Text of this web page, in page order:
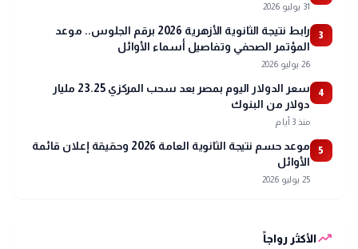
31 يوليو 2026
3
رابط نتيجة الثانوية الأزهرية 2026 برقم الجلوس.. موعد
المؤتمر الصحفي وتفاصيل أسماء الأوائل
26 يوليو 2026
4
سعر الدولار اليوم بمصر بعد سحب المركزي 23.25 مليار
دولار من البنوك
منذ 3 أيام
5
موعد حسم نتيجة الثانوية العامة 2026 وحقيقة إعلان قائمة
الأوائل
25 يوليو 2026
trending_upالأكثر رواجاً